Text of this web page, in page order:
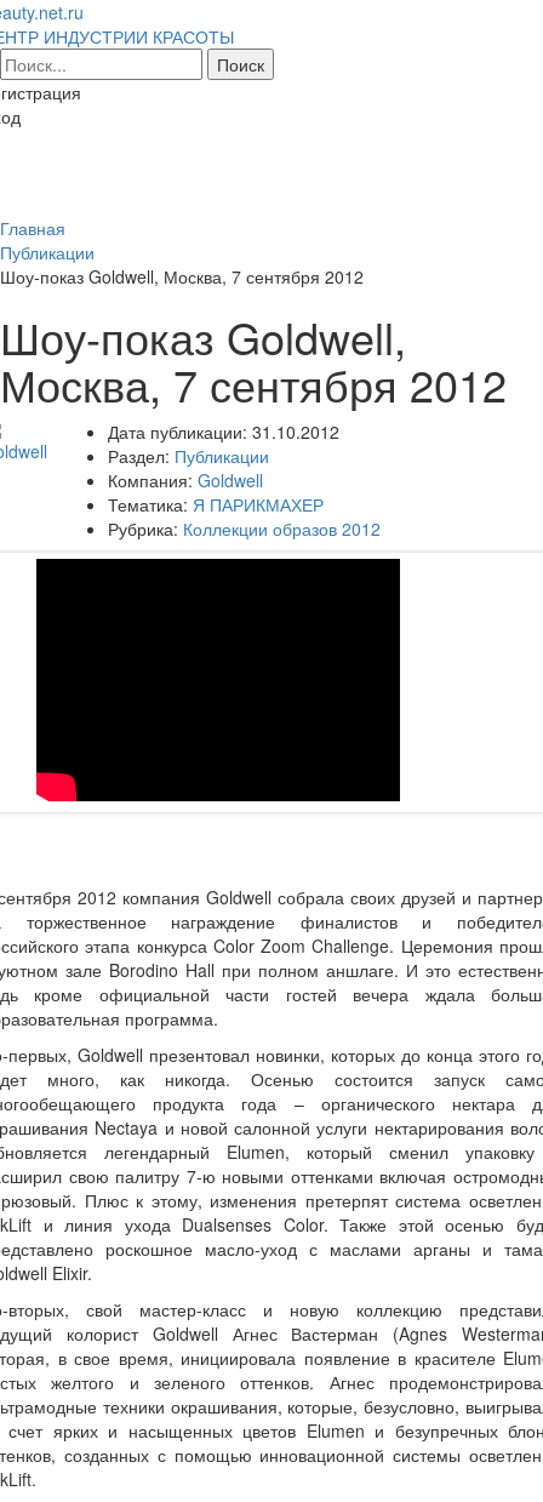
ИНДУСТРИИ КРАСОТЫ
Главная
Публикации
Шоу-показ Goldwell, Москва, 7 сентября 2012
Шоу-показ Goldwell,
Москва, 7 сентября 2012
Дата публикации: 31.10.2012
Раздел: Публикации
Компания: Goldwell
Тематика: Я ПАРИКМАХЕР
Рубрика: Коллекции образов 2012
2012 компания Goldwell собрала своих друзей и
торжественное награждение финалистов и
этапа конкурса Color Zoom Challenge. Церемония
зале Borodino Hall при полном аншлаге. И это
кроме официальной части гостей вечера ждала
программа.
первых, Goldwell презентовал новинки, которых до конца этого
много, как никогда. Осенью состоится запуск
продукта года – органического нектара
Nectaya и новой салонной услуги нектарирования
легендарный Elumen, который сменил
свою палитру 7-ю новыми оттенками включая
Плюс к этому, изменения претерпят система
и линия ухода Dualsenses Color. Также этой осенью
роскошное масло-уход с маслами арганы и
Elixir.
вторых, свой мастер-класс и новую коллекцию
колорист Goldwell Агнес Вастерман (Agnes
в свое время, инициировала появление в красителе
желтого и зеленого оттенков. Агнес
техники окрашивания, которые, безусловно,
счет ярких и насыщенных цветов Elumen и безупречных
созданных с помощью инновационной системы